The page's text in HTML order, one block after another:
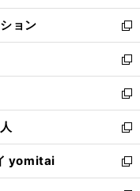
開
く
ウ
で
開
く
ン
ド
ウ
で
開
く
ウ
ィ
ン
ド
ウ
で
開
く
ョン
新
し
い
ウ
ィ
ン
ド
ウ
で
開
新
し
い
ウ
ィ
ン
ド
ウ
新
し
い
ウ
ィ
ン
新
し
い
ウ
yomitai
新
し